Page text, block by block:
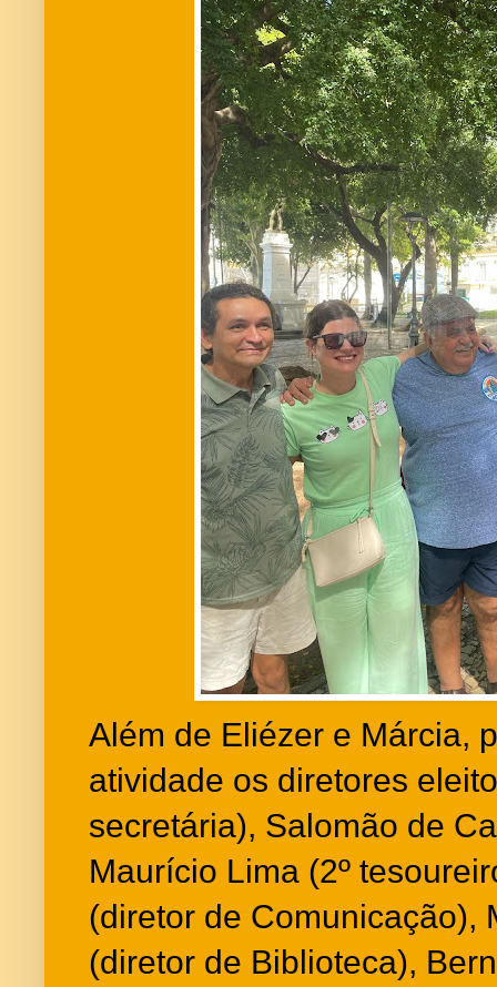
Além de Eliézer e Márcia,
atividade os diretores
secretária), Salomão de
Maurício Lima (2º
(diretor de Comunicação),
(diretor de Biblioteca),